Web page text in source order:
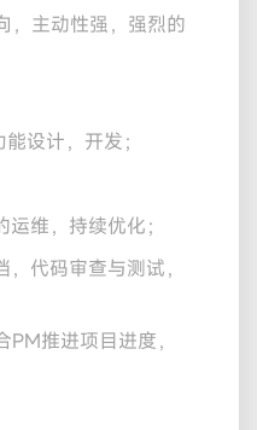
，主动性强，强烈的
设计，开发；
维，持续优化；
代码审查与测试，
推进项目进度，